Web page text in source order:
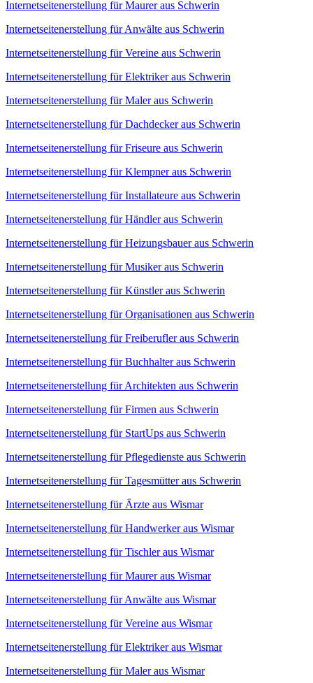
Internetseitenerstellung für Maurer aus Schwerin
Internetseitenerstellung für Anwälte aus Schwerin
Internetseitenerstellung für Vereine aus Schwerin
Internetseitenerstellung für Elektriker aus Schwerin
Internetseitenerstellung für Maler aus Schwerin
Internetseitenerstellung für Dachdecker aus Schwerin
Internetseitenerstellung für Friseure aus Schwerin
Internetseitenerstellung für Klempner aus Schwerin
Internetseitenerstellung für Installateure aus Schwerin
Internetseitenerstellung für Händler aus Schwerin
Internetseitenerstellung für Heizungsbauer aus Schwerin
Internetseitenerstellung für Musiker aus Schwerin
Internetseitenerstellung für Künstler aus Schwerin
Internetseitenerstellung für Organisationen aus Schwerin
Internetseitenerstellung für Freiberufler aus Schwerin
Internetseitenerstellung für Buchhalter aus Schwerin
Internetseitenerstellung für Architekten aus Schwerin
Internetseitenerstellung für Firmen aus Schwerin
Internetseitenerstellung für StartUps aus Schwerin
Internetseitenerstellung für Pflegedienste aus Schwerin
Internetseitenerstellung für Tagesmütter aus Schwerin
Internetseitenerstellung für Ärzte aus Wismar
Internetseitenerstellung für Handwerker aus Wismar
Internetseitenerstellung für Tischler aus Wismar
Internetseitenerstellung für Maurer aus Wismar
Internetseitenerstellung für Anwälte aus Wismar
Internetseitenerstellung für Vereine aus Wismar
Internetseitenerstellung für Elektriker aus Wismar
Internetseitenerstellung für Maler aus Wismar